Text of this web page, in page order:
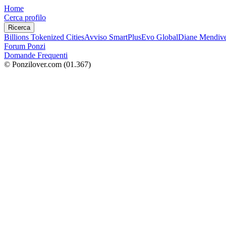
Home
Cerca profilo
Ricerca
Billions Tokenized CitiesAvviso SmartPlusEvo GlobalDiane
Forum Ponzi
Domande Frequenti
© Ponzilover.com (01.367)